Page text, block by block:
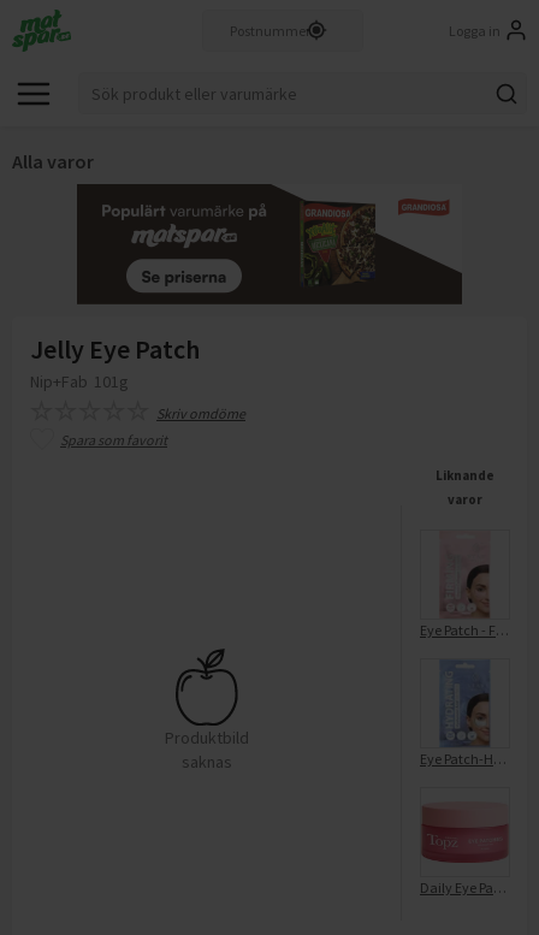
Logga in
Alla varor
Jelly Eye Patch
Nip+Fab 101g
Skriv omdöme
Spara som favorit
Produktbild
saknas
Liknande
varor
Eye Patch - Firming Vegan Collagen
Eye Patch-Hydrating Hyaluronic Acid
Daily Eye Patches